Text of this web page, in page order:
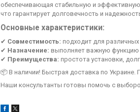
обеспечивающая стабильную и
что гарантирует долговечность и
Основные характеристики:
✔ Совместимость: подходит для
✔ Назначение: выполняет важную функцию
✔ Преимущества: простота установки,
📦 В наличии! Быстрая доставка по Украине.
Наши консультанты готовы помочь с